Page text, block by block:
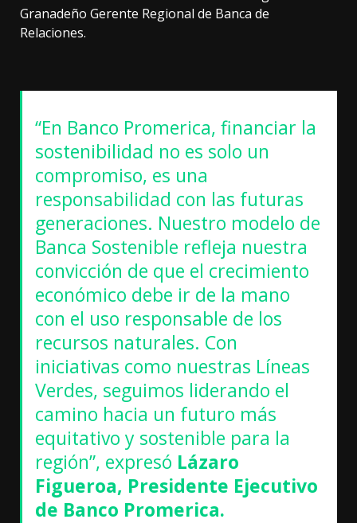
Granadeño Gerente Regional de Banca de
Relaciones.
“En Banco Promerica, financiar la
sostenibilidad no es solo un
compromiso, es una
responsabilidad con las futuras
generaciones. Nuestro modelo de
Banca Sostenible refleja nuestra
convicción de que el crecimiento
económico debe ir de la mano
con el uso responsable de los
recursos naturales. Con
iniciativas como nuestras Líneas
Verdes, seguimos liderando el
camino hacia un futuro más
equitativo y sostenible para la
región”, expresó Lázaro
Figueroa, Presidente Ejecutivo
de Banco Promerica.